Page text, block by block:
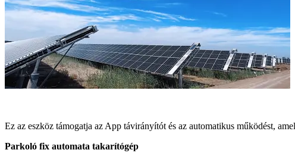
Ez az eszköz támogatja az App távirányítót és az automatikus működést,
Parkoló fix automata takarítógép